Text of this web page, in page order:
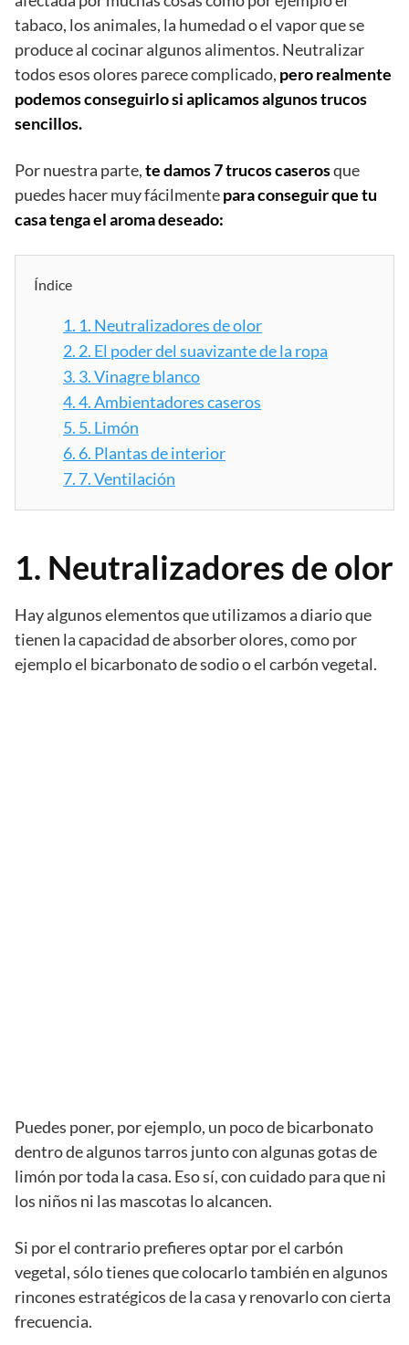
tabaco, los animales, la humedad o el vapor que se
produce al cocinar algunos alimentos. Neutralizar
todos esos olores parece complicado, pero realmente
podemos conseguirlo si aplicamos algunos trucos
sencillos.
Por nuestra parte,te damos 7 trucos caserosque
puedes hacer muy fácilmentepara conseguir que tu
casa tenga el aroma deseado:
Índice
1. 1. Neutralizadores de olor
2. 2. El poder del suavizante de la ropa
3. 3. Vinagre blanco
4.4. Ambientadores caseros
5. 5. Limón
6. 6. Plantas de interior
7. 7. Ventilación
1. Neutralizadores de olor
Hay algunos elementos que utilizamos a diario que
tienen la capacidad de absorber olores, como por
ejemplo el bicarbonato de sodio o el carbón vegetal.
Puedes poner, por ejemplo, un poco de bicarbonato
dentro de algunos tarros junto con algunas gotas de
limón por toda la casa. Eso sí, con cuidado para que ni
los niños ni las mascotas lo alcancen.
Si por el contrario prefieres optar por el carbón
vegetal, sólo tienes que colocarlo también en algunos
rincones estratégicos de la casa y renovarlo con cierta
frecuencia.